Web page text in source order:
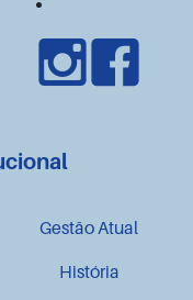
Gestão Atual
História